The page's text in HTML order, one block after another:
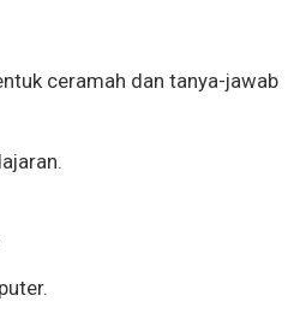
ceramah dan tanya-jawab